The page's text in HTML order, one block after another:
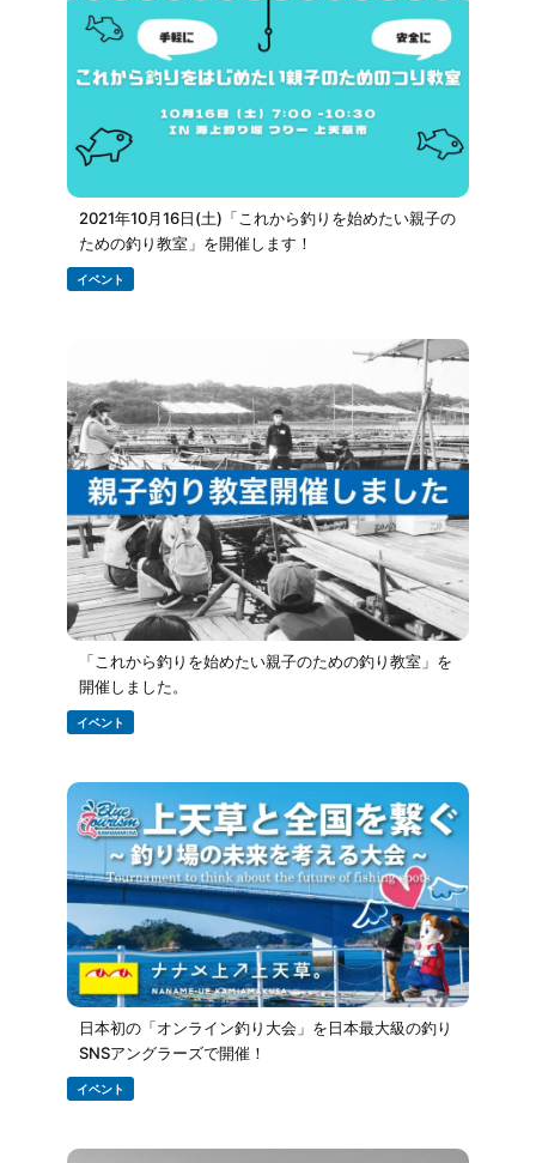
2021年10月16日(土)「これから釣りを始めたい親子の
ための釣り教室」を開催します！
イベント
「これから釣りを始めたい親子のための釣り教室」を
開催しました。
イベント
日本初の「オンライン釣り大会」を日本最大級の釣り
SNSアングラーズで開催！
イベント